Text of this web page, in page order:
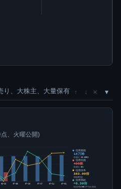
り、大株主、大量保有 ↑ ↓ ×
、火曜公開)
06-26 07-03 07-10 07-17 07-24 07-31
信用買残
15万株
前週比 +3,100株
信用売残
400株
前週比 0株
信用倍率
383.00倍
買残÷売残
信用需給
+8.56倍
純信用残÷5日平均出来高